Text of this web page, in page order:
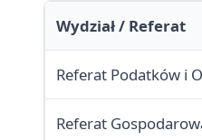
Wydział / Referat
Referat Podatków i
Referat